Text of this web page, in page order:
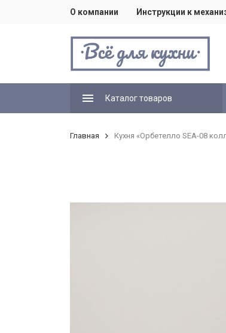
О компании Инструкции к
Каталог товаров
Главная Кухня «Орбетелло SEA-08